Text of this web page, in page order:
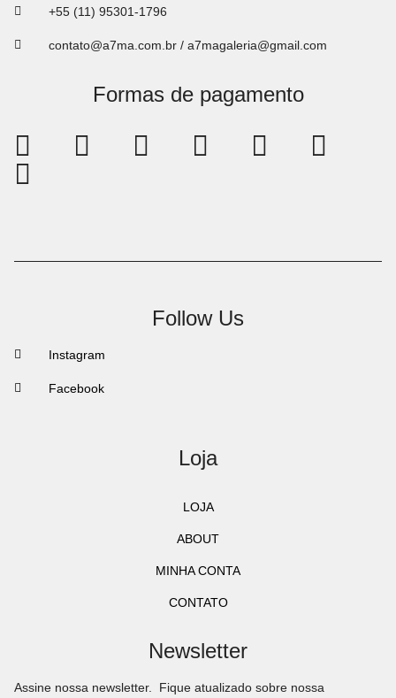
+55 (11) 95301-1796
contato@a7ma.com.br / a7magaleria@gmail.com
Formas de pagamento
Follow Us
Instagram
Facebook
Loja
LOJA
ABOUT
MINHA CONTA
CONTATO
Newsletter
Assine nossa newsletter. Fique atualizado sobre nossa